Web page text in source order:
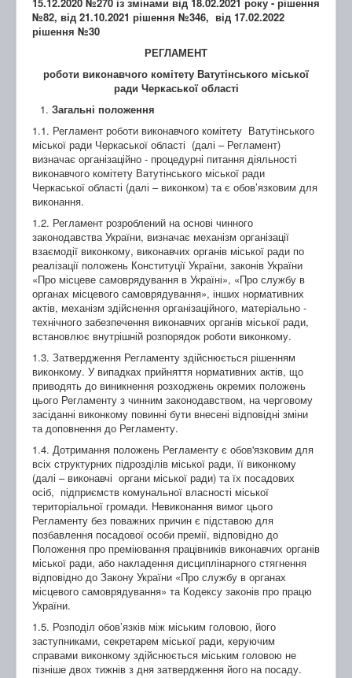
№82, від 21.10.2021 рішення №346, від 17.02.2022
рішення №30
РЕГЛАМЕНТ
роботи виконавчого комітету Ватутінського міської
ради Черкаської області
Загальні положення
1.1. Регламент роботи виконавчого комітету Ватутінського
міської ради Черкаської області (далі – Регламент)
визначає організаційно - процедурні питання діяльності
виконавчого комітету Ватутінського міської ради
Черкаської області (далі – виконком) та є обов’язковим для
виконання.
1.2. Регламент розроблений на основі чинного
законодавства України, визначає механізм організації
взаємодії виконкому, виконавчих органів міської ради по
реалізації положень Конституції України, законів України
«Про місцеве самоврядування в Україні», «Про службу в
органах місцевого самоврядування», інших нормативних
актів, механізм здійснення організаційного, матеріально -
технічного забезпечення виконавчих органів міської ради,
встановлює внутрішній розпорядок роботи виконкому.
1.3. Затвердження Регламенту здійснюється рішенням
виконкому. У випадках прийняття нормативних актів, що
приводять до виникнення розходжень окремих положень
цього Регламенту з чинним законодавством, на черговому
засіданні виконкому повинні бути внесені відповідні зміни
та доповнення до Регламенту.
1.4. Дотримання положень Регламенту є обов'язковим для
всіх структурних підрозділів міської ради, її виконкому
(далі – виконавчі органи міської ради) та їх посадових
осіб, підприємств комунальної власності міської
територіальної громади. Невиконання вимог цього
Регламенту без поважних причин є підставою для
позбавлення посадової особи премії, відповідно до
Положення про преміювання працівників виконавчих органів
міської ради, або накладення дисциплінарного стягнення
відповідно до Закону України «Про службу в органах
місцевого самоврядування» та Кодексу законів про працю
України.
1.5. Розподіл обов’язків між міським головою, його
заступниками, секретарем міської ради, керуючим
справами виконкому здійснюється міським головою не
пізніше двох тижнів з дня затвердження його на посаду.